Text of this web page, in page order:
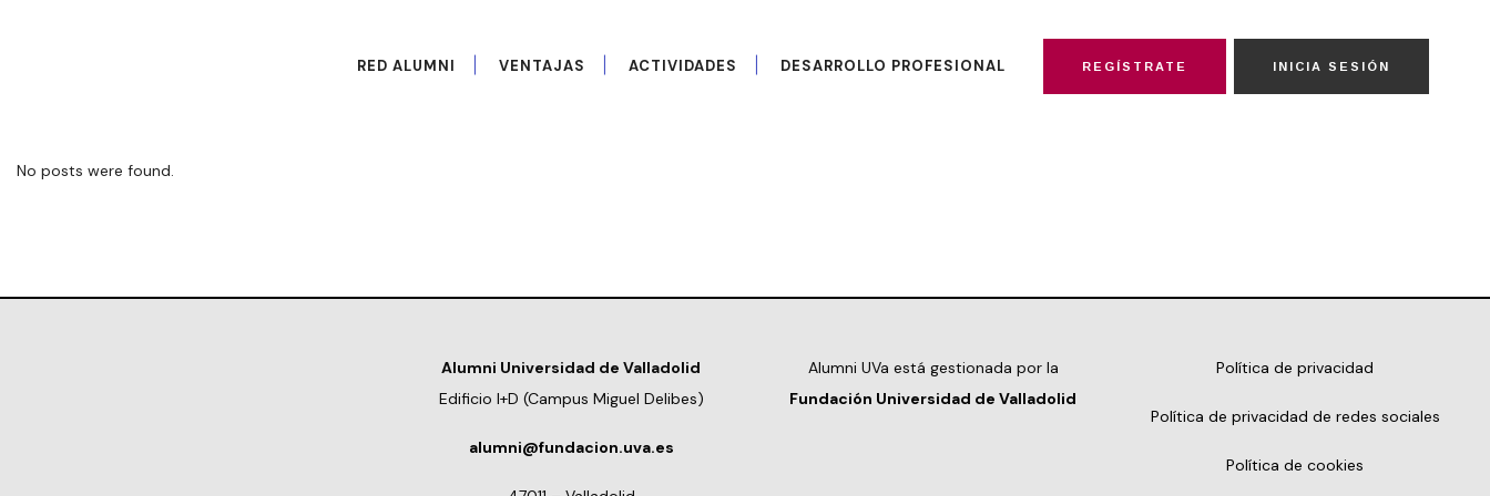
REGÍSTRATE INICIA SESIÓN
RED ALUMNI VENTAJAS ACTIVIDADES DESARROLLO PROFESIONAL
No posts were found.
Alumni Universidad de Valladolid
Edificio I+D (Campus Miguel Delibes)
alumni@fundacion.uva.es
Alumni UVa está gestionada por la
Fundación Universidad de Valladolid
Política de privacidad
Política de privacidad de redes sociales
Política de cookies